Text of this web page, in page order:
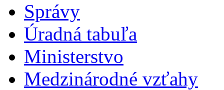
Správy
Úradná tabuľa
Ministerstvo
Medzinárodné vzťahy